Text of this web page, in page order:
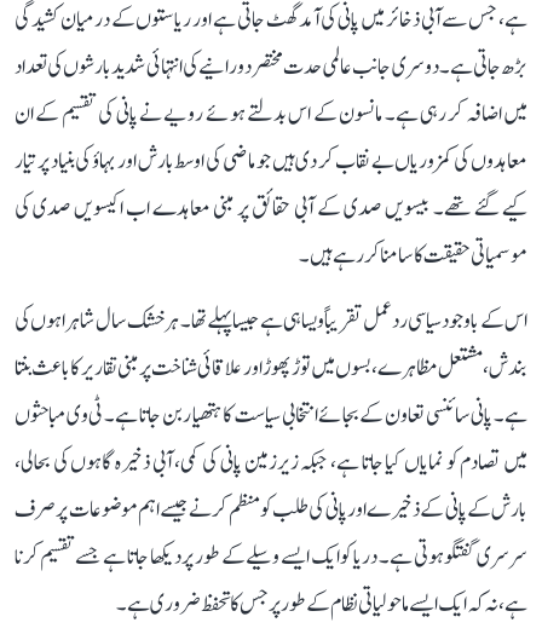
ہے، جس سے آبی ذخائر میں پانی کی آمد گھٹ جاتی ہے اور ریاستوں کے درمیان کشیدگی
بڑھ جاتی ہے۔ دوسری جانب عالمی حدت مختصر دورانیے کی انتہائی شدید بارشوں کی تعداد
میں اضافہ کر رہی ہے۔ مانسون کے اس بدلتے ہوئے رویے نے پانی کی تقسیم کے ان
معاہدوں کی کمزوریاں بے نقاب کر دی ہیں جو ماضی کی اوسط بارش اور بہاؤ کی بنیاد پر تیار
کیے گئے تھے۔ بیسویں صدی کے آبی حقائق پر مبنی معاہدے اب اکیسویں صدی کی
موسمیاتی حقیقت کا سامنا کر رہے ہیں۔
اس کے باوجود سیاسی ردعمل تقریباً ویسا ہی ہے جیسا پہلے تھا۔ ہر خشک سال شاہراہوں کی
بندش، مشتعل مظاہرے، بسوں میں توڑ پھوڑ اور علاقائی شناخت پر مبنی تقاریر کا باعث بنتا
ہے۔ پانی سائنسی تعاون کے بجائے انتخابی سیاست کا ہتھیار بن جاتا ہے۔ ٹی وی مباحثوں
میں تصادم کو نمایاں کیا جاتا ہے، جبکہ زیرزمین پانی کی کمی، آبی ذخیرہ گاہوں کی بحالی،
بارش کے پانی کے ذخیرے اور پانی کی طلب کو منظم کرنے جیسے اہم موضوعات پر صرف
سرسری گفتگو ہوتی ہے۔ دریا کو ایک ایسے وسیلے کے طور پر دیکھا جاتا ہے جسے تقسیم کرنا
ہے، نہ کہ ایک ایسے ماحولیاتی نظام کے طور پر جس کا تحفظ ضروری ہے۔